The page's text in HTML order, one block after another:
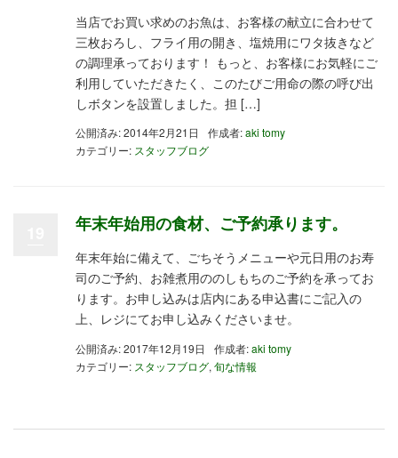
当店でお買い求めのお魚は、お客様の献立に合わせて
三枚おろし、フライ用の開き、塩焼用にワタ抜きなど
の調理承っております！ もっと、お客様にお気軽にご
利用していただきたく、このたびご用命の際の呼び出
しボタンを設置しました。担 […]
公開済み: 2014年2月21日 作成者:aki tomy
カテゴリー: スタッフブログ
年末年始用の食材、ご予約承ります。
年末年始に備えて、ごちそうメニューや元日用のお寿
司のご予約、お雑煮用ののしもちのご予約を承ってお
ります。お申し込みは店内にある申込書にご記入の
上、レジにてお申し込みくださいませ。
公開済み: 2017年12月19日 作成者:aki tomy
カテゴリー: スタッフブログ, 旬な情報